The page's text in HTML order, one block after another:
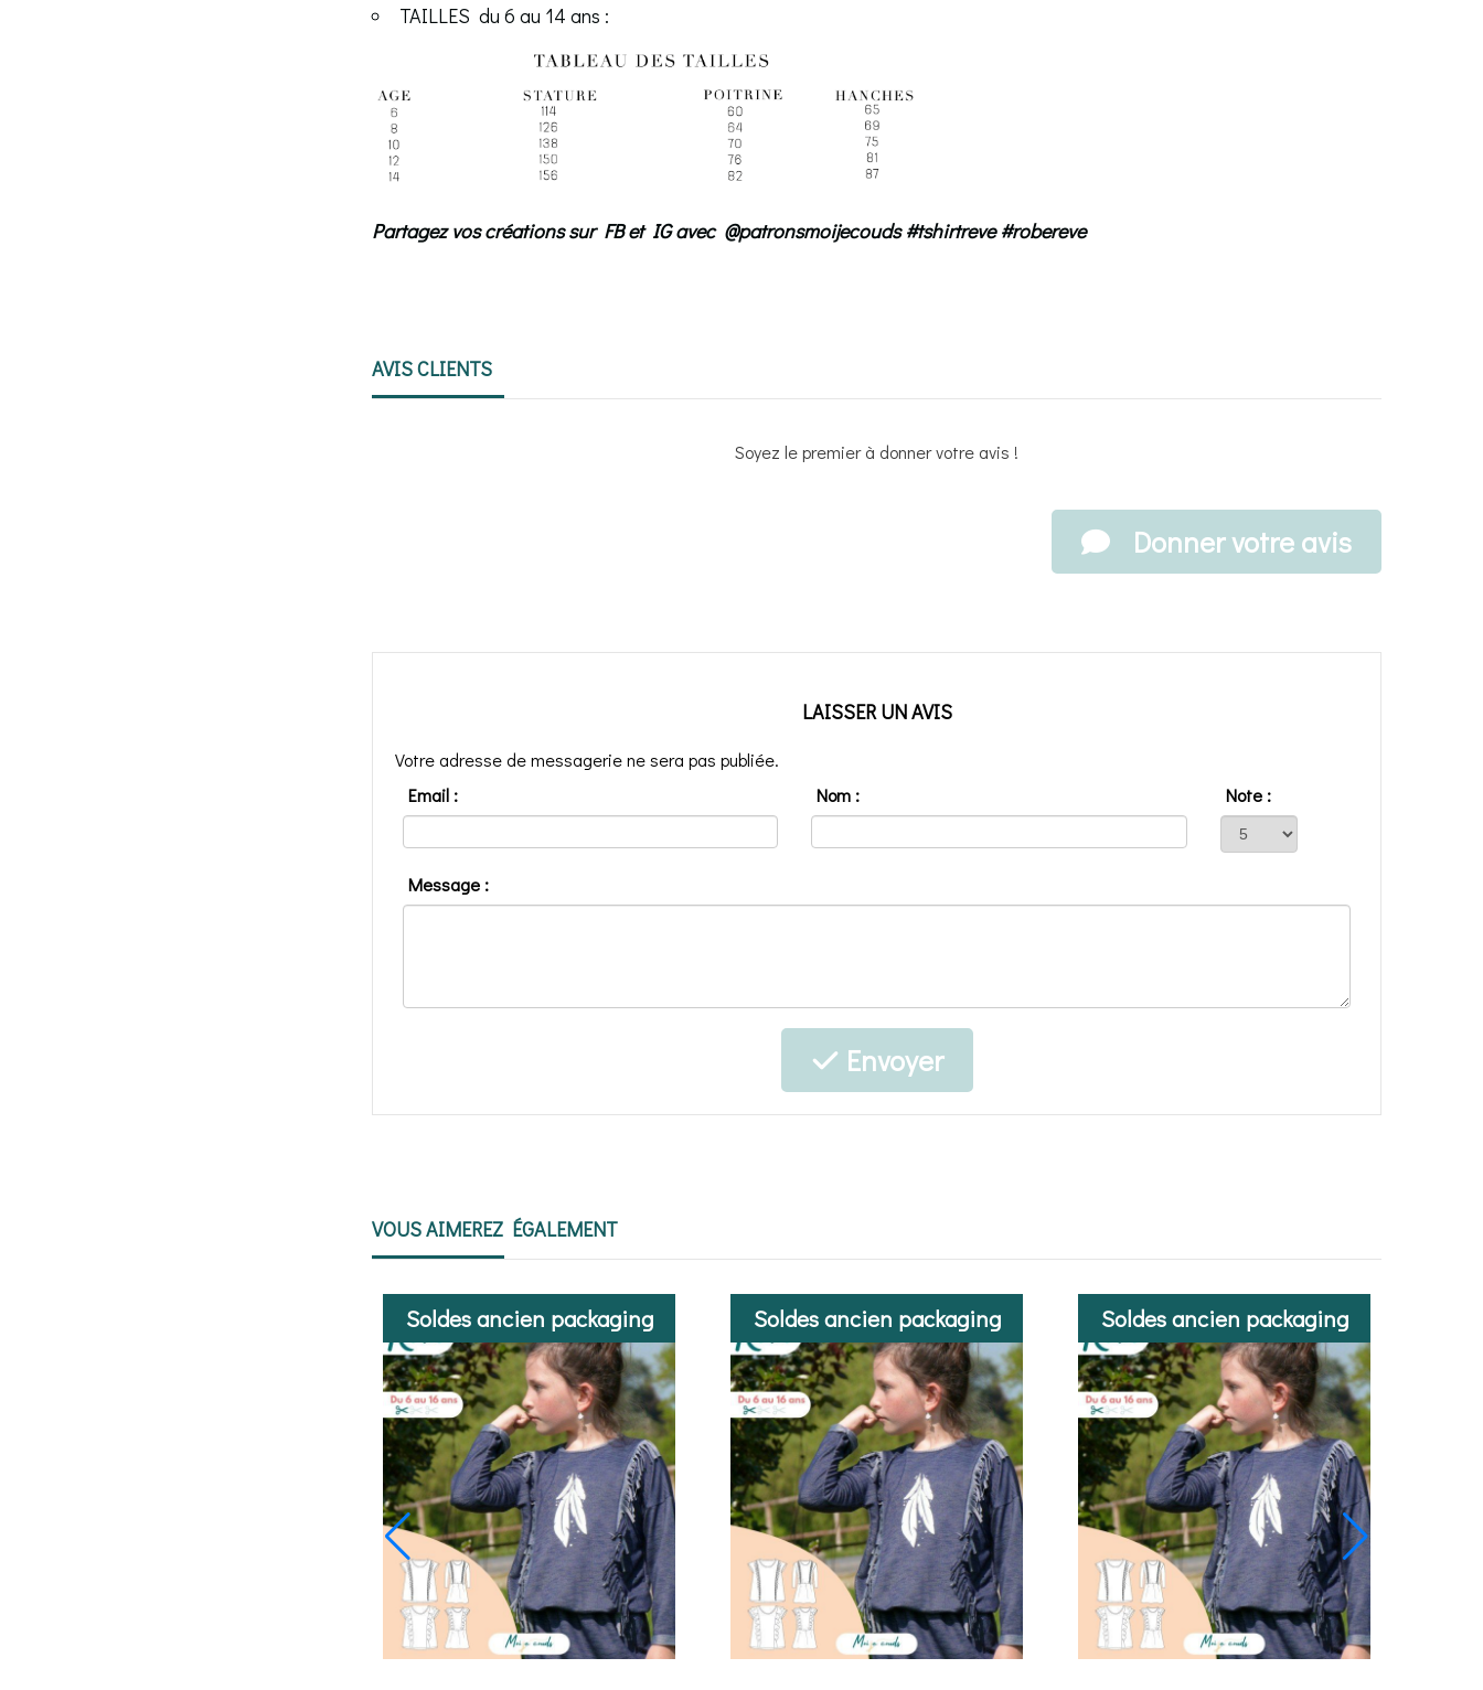
TAILLES du 6 au 14 ans :
Partagez vos créations sur FB et IG avec @patronsmoijecouds #tshirtreve #robereve
AVIS CLIENTS
Soyez le premier à donner votre avis !
Donner votre avis
LAISSER UN AVIS
Votre adresse de messagerie ne sera pas publiée.
Email :
Nom : Note :
Message :
Envoyer
VOUS AIMEREZ ÉGALEMENT
Soldes ancien packaging Soldes ancien packaging Soldes ancien packaging